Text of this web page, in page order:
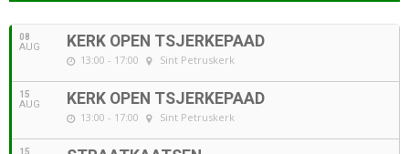
08
AUG KERK OPEN TSJERKEPAAD
13:00 - 17:00 Sint Petruskerk
15
AUG KERK OPEN TSJERKEPAAD
13:00 - 17:00 Sint Petruskerk
15